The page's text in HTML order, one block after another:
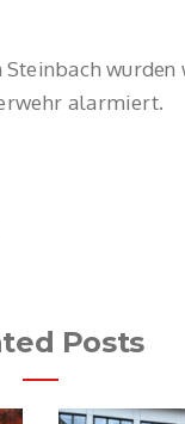
wurden
alarmiert.
Posts